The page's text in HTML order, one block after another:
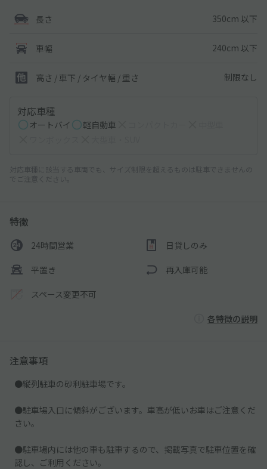
長さ 350cm 以下
車幅 240cm 以下
高さ / 車下 / タイヤ幅 / 重さ 制限なし
対応車種
オートバイ 軽自動車
対応車種に該当する車両でも、サイズ制限を超えるものは駐車できませんの
でご注意ください。
特徴
24時間営業 日貸しのみ
平置き 再入庫可能
スペース変更不可
各特徴の説明
注意事項
●縦列駐車の砂利駐車場です。
●駐車場入口に傾斜がございます。車高が低いお車はご注意くだ
さい。
●駐車場内には他の車も駐車するので、掲載写真で駐車位置を確
認し、ご利用ください。